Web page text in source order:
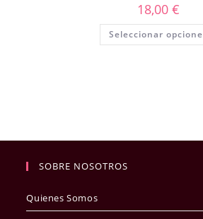
18,00 €
Seleccionar
SOBRE NOSOTROS
Quienes Somos